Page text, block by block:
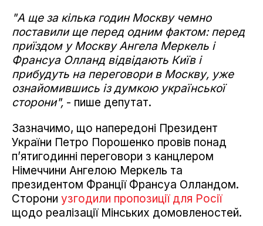
"А ще за кілька годин Москву чемно
поставили ще перед одним фактом: перед
приїздом у Москву Ангела Меркель і
Франсуа Олланд відвідають Київ і
прибудуть на переговори в Москву, уже
ознайомившись із думкою української
сторони", - пише депутат.
Зазначимо, що напередоні Президент
України Петро Порошенко провів понад
п’ятигодинні переговори з канцлером
Німеччини Ангелою Меркель та
президентом Франції Франсуа Олландом.
Сторони узгодили пропозиції для Росії
щодо реалізації Мінських домовленостей.